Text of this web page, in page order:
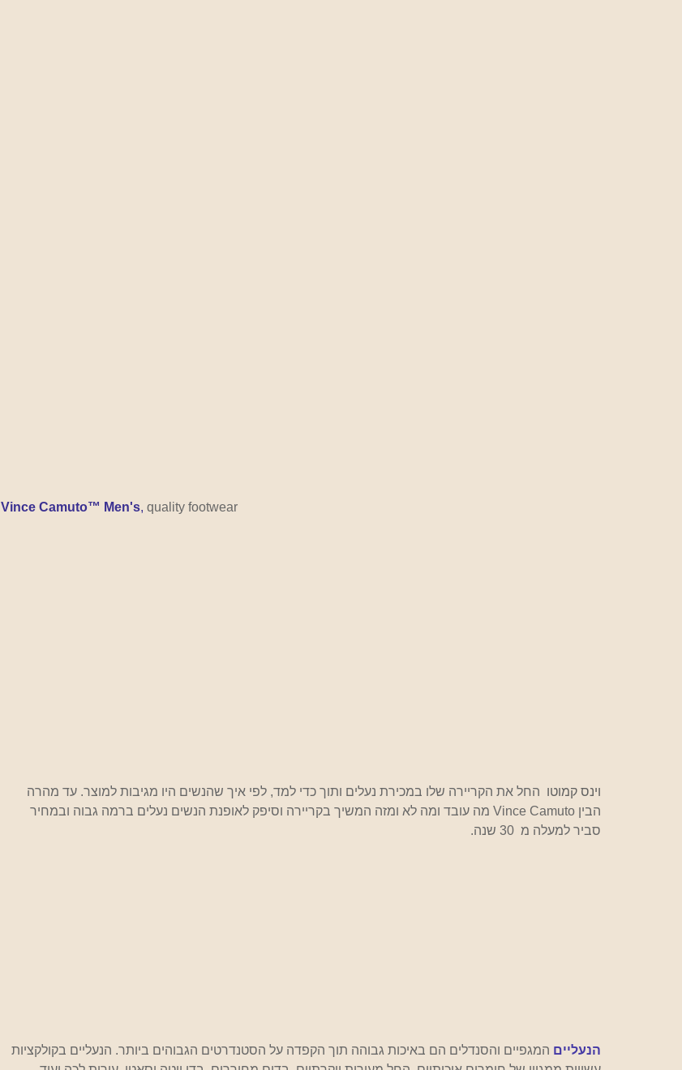
Vince Camuto™ Men's, quality footwear
וינס קמוטו החל את הקריירה שלו במכירת נעלים ותוך כדי למד, לפי איך שהנשים היו מגיבות למוצר. עד מהרה
הבין Vince Camuto מה עובד ומה לא ומזה המשיך בקריירה וסיפק לאופנת הנשים נעלים ברמה גבוה ובמחיר
סביר למעלה מ  30 שנה.
הנעליים המגפיים והסנדלים הם באיכות גבוהה תוך הקפדה על הסטנדרטים הגבוהים ביותר. הנעליים בקולקציות